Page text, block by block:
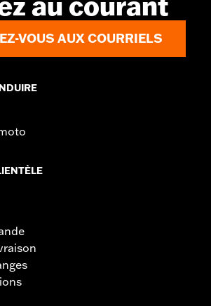
VOUS AUX COURRIELS